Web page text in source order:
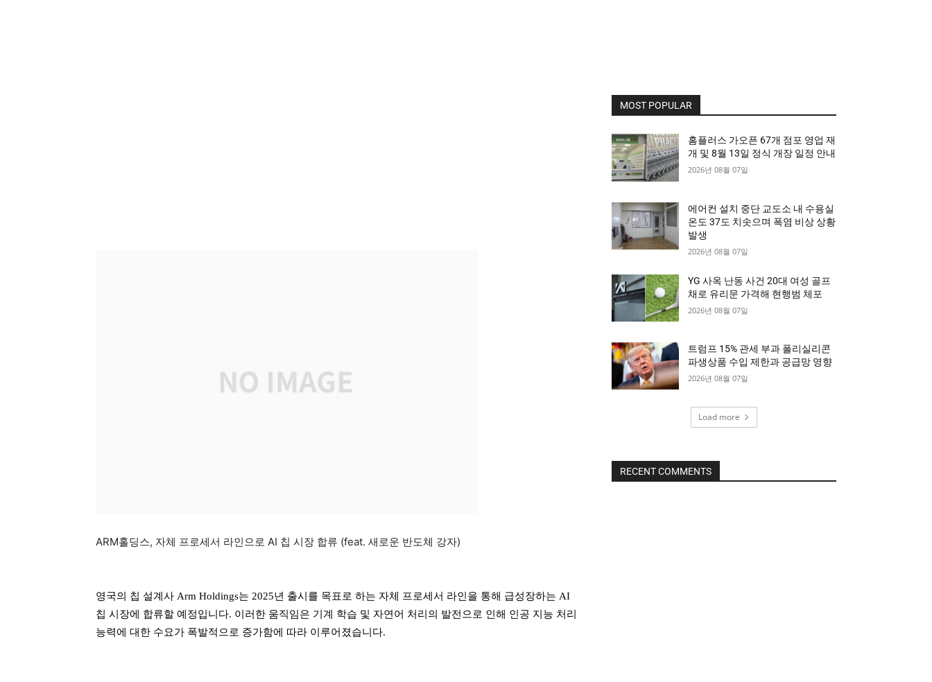
ARM홀딩스, 자체 프로세서 라인으로 AI 칩 시장 합류 (feat. 새로운 반도체 강자)
영국의 칩 설계사 Arm Holdings는 2025년 출시를 목표로 하는 자체 프로세서 라인을 통해 급성장하는 AI
칩 시장에 합류할 예정입니다. 이러한 움직임은 기계 학습 및 자연어 처리의 발전으로 인해 인공 지능 처리
능력에 대한 수요가 폭발적으로 증가함에 따라 이루어졌습니다.
MOST POPULAR
홈플러스 가오픈 67개 점포 영업 재
개 및 8월 13일 정식 개장 일정 안내
2026년 08월 07일
에어컨 설치 중단 교도소 내 수용실
온도 37도 치솟으며 폭염 비상 상황
발생
2026년 08월 07일
YG 사옥 난동 사건 20대 여성 골프
채로 유리문 가격해 현행범 체포
2026년 08월 07일
트럼프 15% 관세 부과 폴리실리콘
파생상품 수입 제한과 공급망 영향
2026년 08월 07일
Load more
RECENT COMMENTS